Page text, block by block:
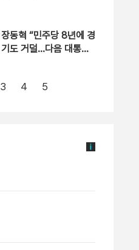
장동혁 “민주당 8년에 경
기도 거덜…다음 대통령
3 4 5